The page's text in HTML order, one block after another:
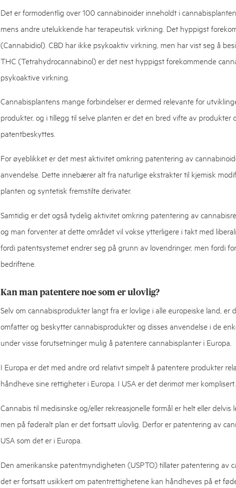
Det er formodentlig over 100 cannabinoider inneholdt i
mens andre utelukkende har terapeutisk virkning. Det hyppigst
(Cannabidiol). CBD har ikke psykoaktiv virkning, men har vist seg å
THC (Tetrahydrocannabinol) er det nest hyppigst forekommende
psykoaktive virkning.
Cannabisplantens mange forbindelser er dermed relevante for
produkter, og i tillegg til selve planten er det en bred vifte av produkter
patentbeskyttes.
For øyeblikket er det mest aktivitet omkring patentering av
anvendelse. Dette innebærer alt fra naturlige ekstrakter til kjemisk
planten og syntetisk fremstilte derivater.
Samtidig er det også tydelig aktivitet omkring patentering av
og man forventer at dette området vil vokse ytterligere i takt med
fordi patentsystemet endrer seg på grunn av lovendringer, men fordi
bedriftene.
Kan man patentere noe som er ulovlig?
Selv om cannabisprodukter langt fra er lovlige i alle europeiske land,
omfatter og beskytter cannabisprodukter og disses anvendelse i de
under visse forutsetninger mulig å patentere cannabisplanter i Europa.
I Europa er det med andre ord relativt simpelt å patentere produkter
håndheve sine rettigheter i Europa. I USA er det derimot mer komplisert.
Cannabis til medisinske og/eller rekreasjonelle formål er helt eller delvis
men på føderalt plan er det fortsatt ulovlig. Derfor er patentering av
USA som det er i Europa.
Den amerikanske patentmyndigheten (USPTO) tillater patentering av
det er fortsatt usikkert om patentrettighetene kan håndheves på et